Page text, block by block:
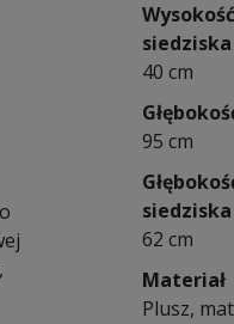
,
Wysokość
siedziska
40 cm
95 cm
siedziska
62 cm
Materiał
Plusz,